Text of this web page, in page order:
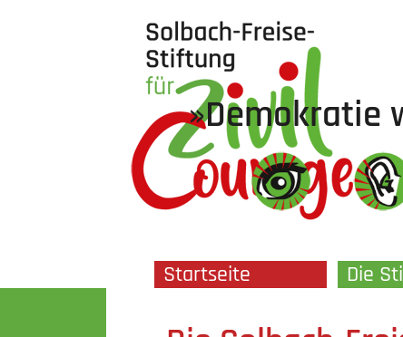
»Demokratie
überspringen
Startseite Die